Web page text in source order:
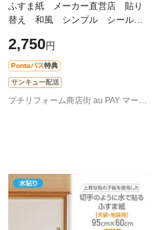
ふすま紙 メーカー直営店 貼り
替え 和風 シンプル シール
94cm×200cm×１枚 おだやかなベ
ージュ 無
2,750円
Pontaパス特典
サンキュー配送
プチリフォーム商店街 au PAY マーケット店